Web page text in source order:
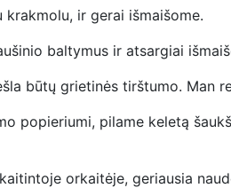
krakmolu, ir gerai išmaišome.
baltymus ir atsargiai
būtų grietinės tirštumo. Man
popieriumi, pilame keletą
orkaitėje, geriausia